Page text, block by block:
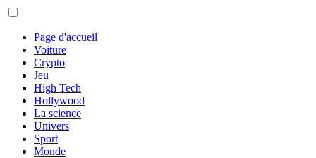
Page d'accueil
Voiture
Crypto
Jeu
High Tech
Hollywood
La science
Univers
Sport
Monde